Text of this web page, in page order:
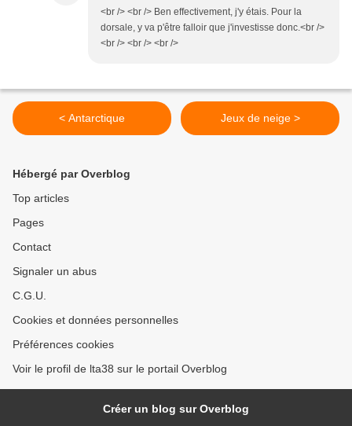
<br /> <br /> Ben effectivement, j'y étais. Pour la
dorsale, y va p'être falloir que j'investisse donc.<br />
<br /> <br /> <br />
< Antarctique Jeux de neige >
Hébergé par Overblog
Top articles
Pages
Contact
Signaler un abus
C.G.U.
Cookies et données personnelles
Préférences cookies
Voir le profil de lta38 sur le portail Overblog
Créer un blog sur Overblog